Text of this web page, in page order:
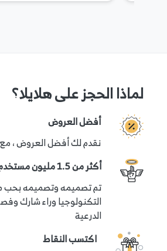
لماذا الحجز على هلايلا؟
أفضل العروض
نقدم لك أفضل العروض ،
أكثر من 1.5 مليون مستخدم
تم تصميمه وتصميمه بحب
التكنولوجيا وراء شارك
الدرعية
اكتسب النقاط